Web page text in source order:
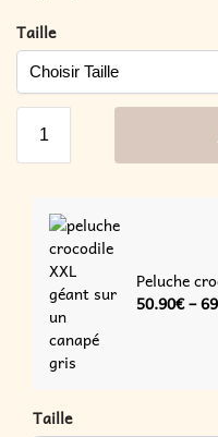
Taille
Peluche
50.90€–
Taille